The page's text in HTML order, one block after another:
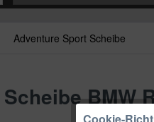
Adventure Sport Scheibe
BMW